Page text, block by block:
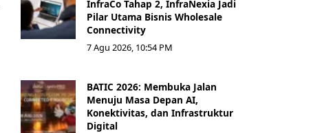
InfraCo Tahap 2, InfraNexia Jadi
Pilar Utama Bisnis Wholesale
Connectivity
7 Agu 2026, 10:54 PM
BATIC 2026: Membuka Jalan
Menuju Masa Depan AI,
Konektivitas, dan Infrastruktur
Digital